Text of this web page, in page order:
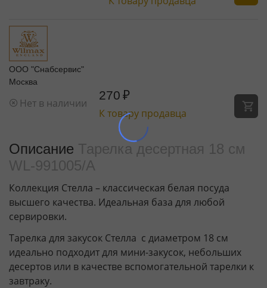
ООО "Снабсервис"
Москва
Нет в наличии
270 ₽
К товару продавца
Описание Тарелка десертная 18 см
WL‑991005/A
Коллекция Стелла – классическая белая посуда
высшего качества. Идеальная база для любой
сервировки.
Тарелка для закусок Стелла с диаметром 18 см
идеально подходит для мини-закусок, небольших
десертов или в качестве вспомогательной тарелки к
завтраку.